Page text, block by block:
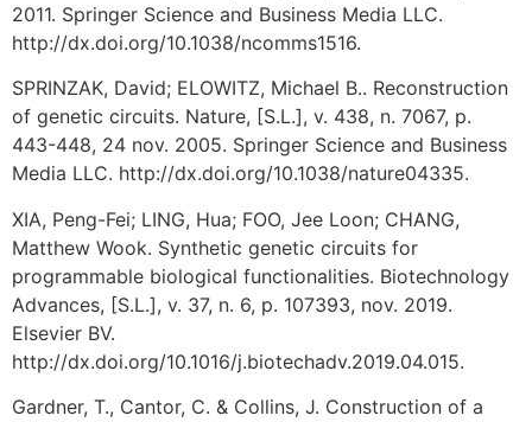
2011. Springer Science and Business Media LLC.
http://dx.doi.org/10.1038/ncomms1516.
SPRINZAK, David; ELOWITZ, Michael B.. Reconstruction
of genetic circuits. Nature, [S.L.], v. 438, n. 7067, p.
443-448, 24 nov. 2005. Springer Science and Business
Media LLC. http://dx.doi.org/10.1038/nature04335.
XIA, Peng-Fei; LING, Hua; FOO, Jee Loon; CHANG,
Matthew Wook. Synthetic genetic circuits for
programmable biological functionalities. Biotechnology
Advances, [S.L.], v. 37, n. 6, p. 107393, nov. 2019.
Elsevier BV.
http://dx.doi.org/10.1016/j.biotechadv.2019.04.015.
Gardner, T., Cantor, C. & Collins, J. Construction of a